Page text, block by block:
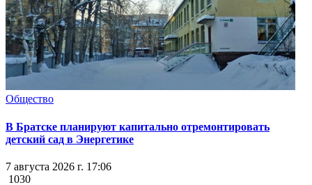
Общество
В Братске планируют капитально отремонтировать
детский сад в Энергетике
7 августа 2026 г. 17:06
1030